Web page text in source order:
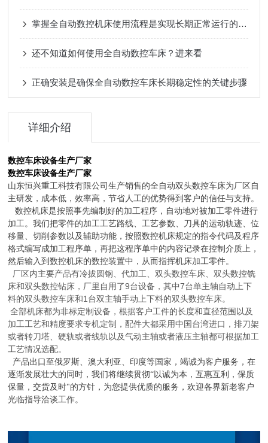
掌握全自动数控机床使用流程是实现长期正常运行的根本保障
还不知道如何使用全自动数控车床？进来看
正确安装是确保全自动数控车床长期稳定性的关键步骤
详细介绍
数控车床设备生产厂家
数控车床设备生产厂家
山东恒兴重工科技有限公司生产销售的全自动双头数控车床为厂区自
主研发，成本低，效率高，节省人工的优势得到客户的信任与支持。
数控机床是按照事先编制好的加工程序，自动地对被加工零件进行
加工。我们把零件的加工工艺路线、工艺参数、刀具的运动轨迹、位
移量、切削参数以及辅助功能，按照数控机床规定的指令代码及程序
格式编写成加工程序单，再把这程序单中的内容记录在控制介质上，
然后输入到数控机床的数控装置中，从而指挥机床加工零件。
厂区内主要产品有冷拔圆钢、代加工、双头数控车床、双头数控铣
床和双头数控钻床，厂里自用了9台设备，其中7台单主轴自动上下
料的双头数控车床和1 台双主轴手动上下料的双头数控车床。
全部机床都为非标定制设备，根据客户工件的长度和直径范围以及
加工工艺和精度要求专机定制，配件大都采用中国台湾进口，排刀架
或者转刀塔、硬轨或者线轨以及气动主轴或者液压主轴都可根据加工
工艺情况选配。
产品出口至俄罗斯、澳大利亚、印度等国家，竭诚为客户服务，在
逐渐发展壮大的同时，我们将继续贯彻“以诚为本，互惠互利，保质
保量，交货及时"的方针，为您提供优质的服务，欢迎各界新老客户
光临指导洽谈工作。